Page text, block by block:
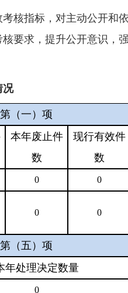
核指标，对主动公开和
要求，提升公开意识，
况
（一）项
本年废止件
数
现行有效件
数
0 0
0 0
（五）项
年处理决定数量
0